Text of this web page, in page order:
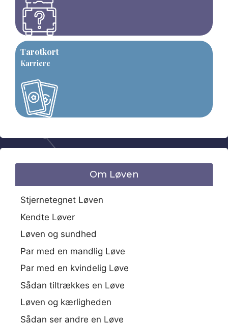
Tarotkort
Karriere
Om Løven
Stjernetegnet Løven
Kendte Løver
Løven og sundhed
Par med en mandlig Løve
Par med en kvindelig Løve
Sådan tiltrækkes en Løve
Løven og kærligheden
Sådan ser andre en Løve